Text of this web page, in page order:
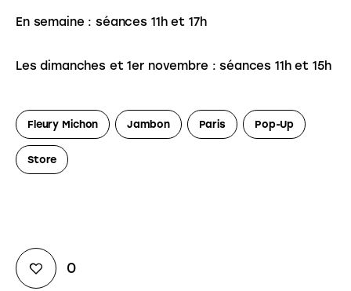
En semaine : séances 11h et 17h
Les dimanches et 1er novembre : séances 11h et 15h
Fleury Michon Jambon Paris Pop-Up
Store
0